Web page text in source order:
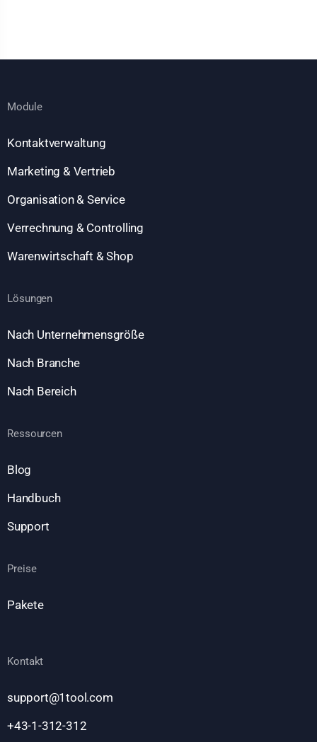
Module
Kontaktverwaltung
Marketing & Vertrieb
Organisation & Service
Verrechnung & Controlling
Warenwirtschaft & Shop
Lösungen
Nach Unternehmensgröße
Nach Branche
Nach Bereich
Ressourcen
Blog
Handbuch
Support
Preise
Pakete
Kontakt
support@1tool.com
+43-1-312-312